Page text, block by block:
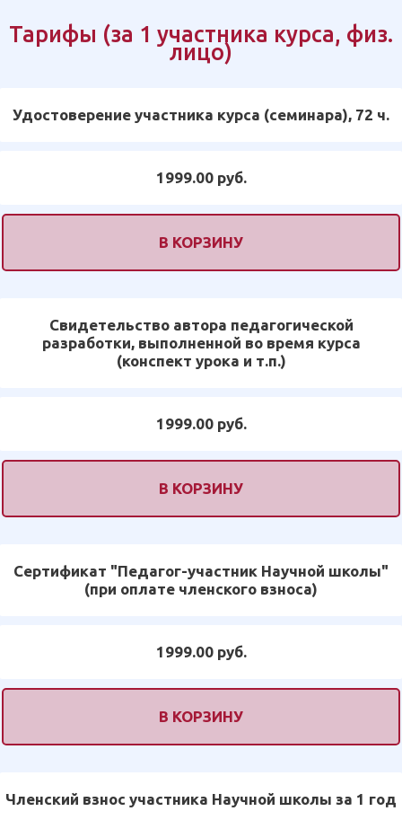
Тарифы (за 1 участника курса, физ.
лицо)
Удостоверение участника курса (семинара), 72 ч.
1999.00 руб.
В КОРЗИНУ
Свидетельство автора педагогической
разработки, выполненной во время курса
(конспект урока и т.п.)
1999.00 руб.
В КОРЗИНУ
Сертификат "Педагог-участник Научной школы"
(при оплате членского взноса)
1999.00 руб.
В КОРЗИНУ
Членский взнос участника Научной школы за 1 год